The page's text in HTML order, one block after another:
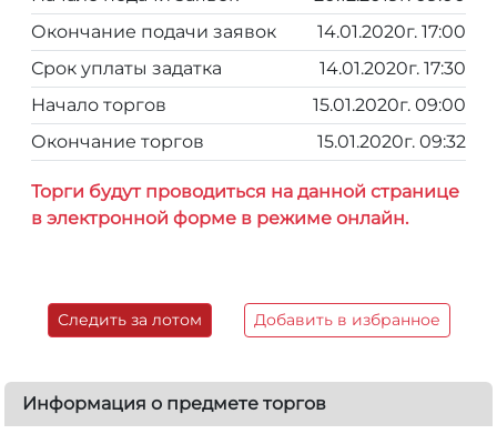
Окончание подачи заявок
14.01.2020г. 17:00
Срок уплаты задатка
14.01.2020г. 17:30
Начало торгов
15.01.2020г. 09:00
Окончание торгов
15.01.2020г. 09:32
Торги будут проводиться на данной странице
в электронной форме в режиме онлайн.
Следить за лотом Добавить в избранное
Информация о предмете торгов